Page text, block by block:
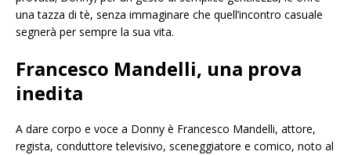
una tazza di tè, senza immaginare che quell’incontro casuale
segnerà per sempre la sua vita.
Francesco Mandelli, una prova
inedita
A dare corpo e voce a Donny è Francesco Mandelli, attore,
regista, conduttore televisivo, sceneggiatore e comico, noto al